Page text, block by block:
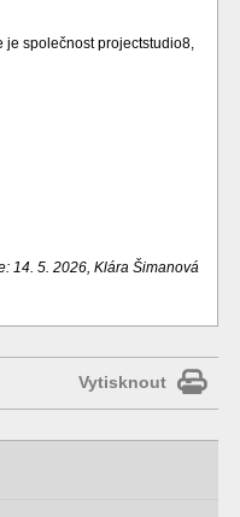
je společnost projectstudio8,
14. 5. 2026, Klára Šimanová
Vytisknout